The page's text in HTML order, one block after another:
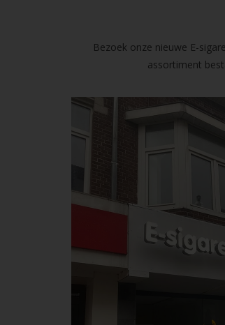
Bezoek onze nieuwe E-
assortiment